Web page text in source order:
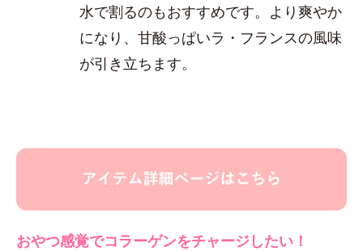
水で割るのもおすすめです。より爽やか
になり、甘酸っぱいラ・フランスの風味
が引き立ちます。
おやつ感覚でコラーゲンをチャージしたい！